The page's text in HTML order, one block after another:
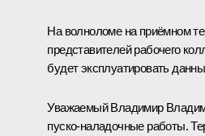
На волноломе на приёмном
представителей рабочего
будет эксплуатировать
Уважаемый Владимир
пуско-наладочные работы.